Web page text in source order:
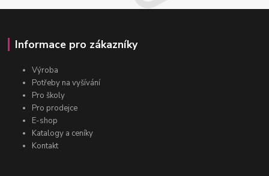
Informace pro zákazníky
Výroba
Potřeby na vyšívání
Pro školy
Pro prodejce
E-shop
Katalogy a ceníky
Kontakt